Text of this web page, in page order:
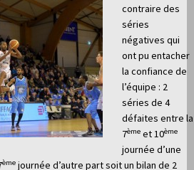
contraire des
séries
négatives qui
ont pu entacher
la confiance de
l’équipe : 2
séries de 4
défaites entre la
7ème et 10ème
journée d’une
ème journée d’autre part soit un bilan de 2